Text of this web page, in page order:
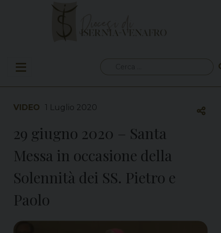
per:
VIDEO 1 Luglio 2020
29 giugno 2020 – Santa
Messa in occasione della
Solennità dei SS. Pietro e
Paolo